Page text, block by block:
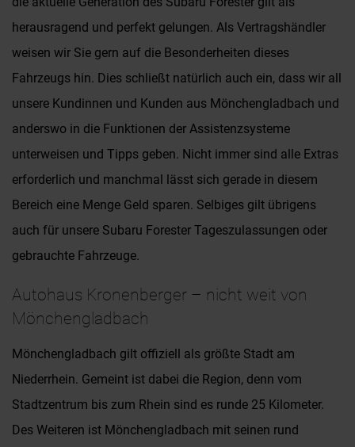
herausragend und perfekt gelungen. Als Vertragshändler
weisen wir Sie gern auf die Besonderheiten dieses
Fahrzeugs hin. Dies schließt natürlich auch ein, dass wir all
unsere Kundinnen und Kunden aus Mönchengladbach und
anderswo in die Funktionen der Assistenzsysteme
unterweisen und Tipps geben. Nicht immer sind alle Extras
erforderlich und manchmal lässt sich gerade in diesem
Bereich eine Menge Geld sparen. Selbiges gilt übrigens
auch für unsere Subaru Forester Tageszulassungen oder
gebrauchte Fahrzeuge.
Autohaus Kronenberger – nicht weit von
Mönchengladbach
Mönchengladbach gilt offiziell als größte Stadt am
Niederrhein. Gemeint ist dabei die Region, denn vom
Stadtzentrum bis zum Rhein sind es runde 25 Kilometer.
Des Weiteren ist Mönchengladbach mit seinen rund